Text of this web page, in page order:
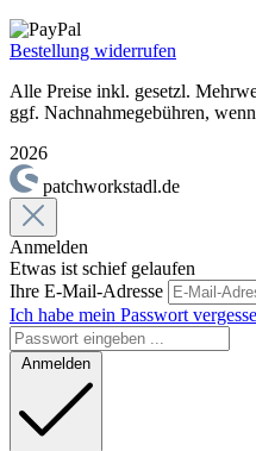
Bestellung widerrufen
Alle Preise inkl. gesetzl.
ggf. Nachnahmegebühren,
2026
patchworkstadl.de
Anmelden
Etwas ist schief gelaufen
Ihre E-Mail-Adresse
Ich habe mein Passwort
Anmelden